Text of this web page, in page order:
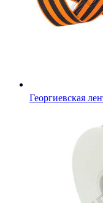
Георгиевская